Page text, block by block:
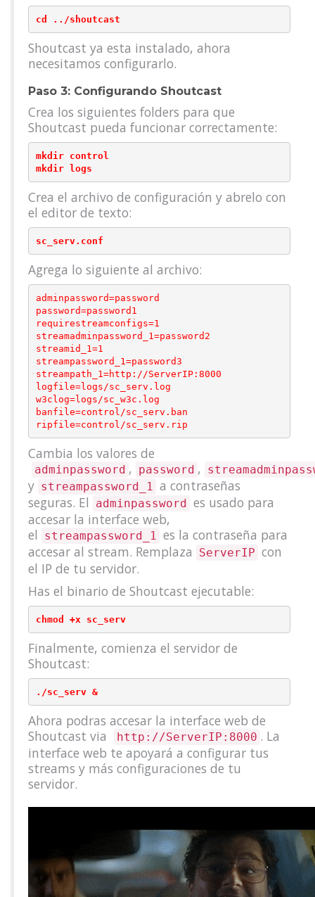
Shoutcast ya esta instalado, ahora
necesitamos configurarlo.
Paso 3: Configurando Shoutcast
Crea los siguientes folders para que
Shoutcast pueda funcionar correctamente:
mkdir control
Crea el archivo de configuración y abrelo con
el editor de texto:
Agrega lo siguiente al archivo:
adminpassword=password
password=password1
requirestreamconfigs=1
streamadminpassword_1=password2
streamid_1=1
streampassword_1=password3
streampath_1=http://ServerIP:8000
logfile=logs/sc_serv.log
w3clog=logs/sc_w3c.log
banfile=control/sc_serv.ban
Cambia los valores de
adminpassword , password ,
y streampassword_1 a contraseñas
seguras. El
adminpassword es usado para
accesar la interface web,
el
streampassword_1 es la contraseña para
accesar al stream. Remplaza
ServerIP con
el IP de tu servidor.
Has el binario de Shoutcast ejecutable:
chmod +x sc_serv
Finalmente, comienza el servidor de
Shoutcast:
./sc_serv &
Ahora podras accesar la interface web de
Shoutcast via
http://ServerIP:8000 . La
interface web te apoyará a configurar tus
streams y más configuraciones de tu
servidor.